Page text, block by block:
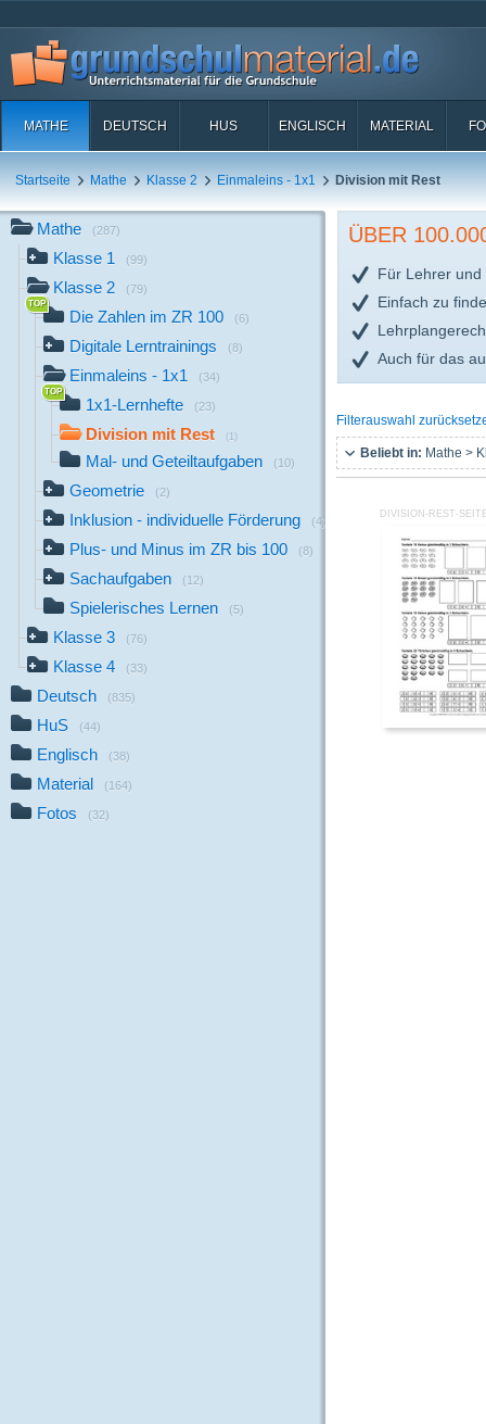
MATHE DEUTSCH HUS ENGLISCH MATERIAL
Startseite Mathe Klasse 2 Einmaleins - 1x1 Division mit Rest
Mathe (287)
Klasse 1 (99)
Klasse 2 (79)
Die Zahlen im ZR 100 (6)
Digitale Lerntrainings (8)
Einmaleins - 1x1 (34)
1x1-Lernhefte (23)
Division mit Rest (1)
Mal- und Geteiltaufgaben (10)
Geometrie (2)
Inklusion - individuelle Förderung (4)
Plus- und Minus im ZR bis 100 (8)
Sachaufgaben (12)
Spielerisches Lernen (5)
Klasse 3 (76)
Klasse 4 (33)
Deutsch (835)
HuS (44)
Englisch (38)
Material (164)
Fotos (32)
ÜBER
Für Lehrer und
Einfach zu
Auch für das
Filterauswahl
Beliebt in: Mathe >
DIVISION-REST-